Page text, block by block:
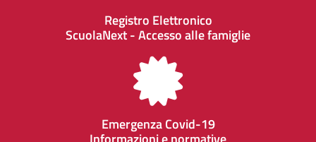
Registro Elettronico
ScuolaNext - Accesso alle famiglie
Emergenza Covid-19